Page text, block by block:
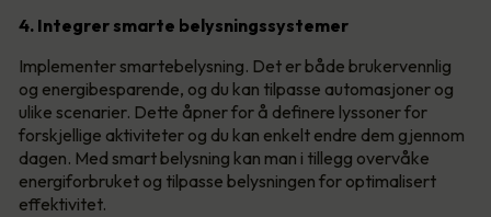
4. Integrer smarte belysningssystemer
Implementer smartebelysning. Det er både brukervennlig
og energibesparende, og du kan tilpasse automasjoner og
ulike scenarier. Dette åpner for å definere lyssoner for
forskjellige aktiviteter og du kan enkelt endre dem gjennom
dagen. Med smart belysning kan man i tillegg overvåke
energiforbruket og tilpasse belysningen for optimalisert
effektivitet.